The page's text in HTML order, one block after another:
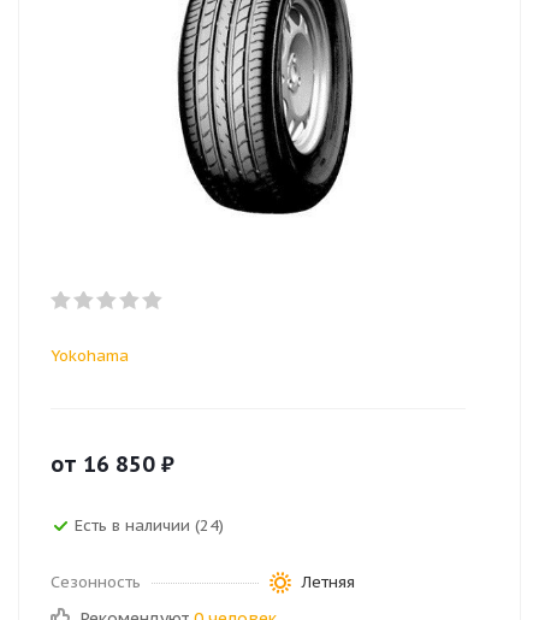
Yokohama
от 16 850 ₽
Есть в наличии (24)
Сезонность Летняя